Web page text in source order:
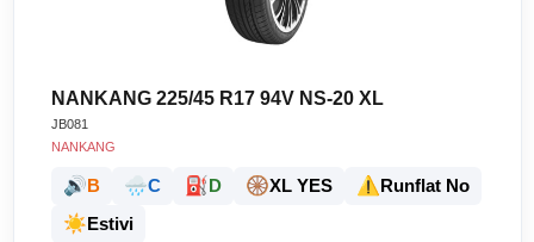
NANKANG 225/45 R17 94V NS-20 XL
JB081
NANKANG
🔊B 🌧️C ⛽D 🛞XL YES ⚠️Runflat No
☀️Estivi